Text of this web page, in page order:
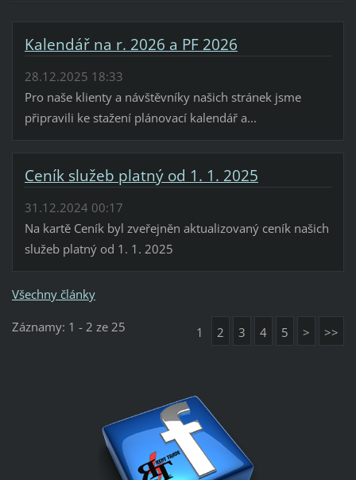
Kalendář na r. 2026 a PF 2026
28.12.2025 18:33
Pro naše klienty a návštěvníky našich stránek jsme
připravili ke stažení plánovací kalendář a...
Ceník služeb platný od 1. 1. 2025
31.12.2024 00:17
Na kartě Ceník byl zveřejněn aktualizovaný ceník našich
služeb platný od 1. 1. 2025
Všechny články
Záznamy: 1 - 2 ze 25 1 2 3 4 5 > >>